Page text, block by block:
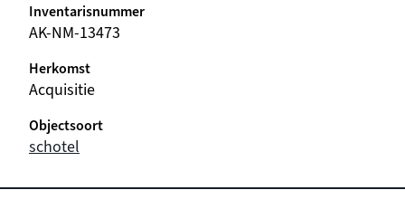
Inventarisnummer
AK-NM-13473
Herkomst
Acquisitie
Objectsoort
schotel